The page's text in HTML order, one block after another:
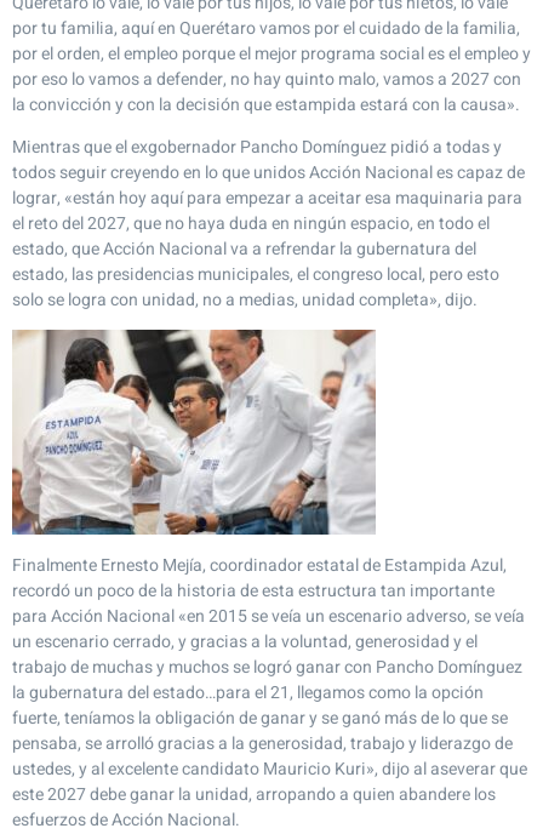
por tu familia, aquí en Querétaro vamos por el cuidado de la familia,
por el orden, el empleo porque el mejor programa social es el empleo y
por eso lo vamos a defender, no hay quinto malo, vamos a 2027 con
la convicción y con la decisión que estampida estará con la causa».
Mientras que el exgobernador Pancho Domínguez pidió a todas y
todos seguir creyendo en lo que unidos Acción Nacional es capaz de
lograr, «están hoy aquí para empezar a aceitar esa maquinaria para
el reto del 2027, que no haya duda en ningún espacio, en todo el
estado, que Acción Nacional va a refrendar la gubernatura del
estado, las presidencias municipales, el congreso local, pero esto
solo se logra con unidad, no a medias, unidad completa», dijo.
Finalmente Ernesto Mejía, coordinador estatal de Estampida Azul,
recordó un poco de la historia de esta estructura tan importante
para Acción Nacional «en 2015 se veía un escenario adverso, se veía
un escenario cerrado, y gracias a la voluntad, generosidad y el
trabajo de muchas y muchos se logró ganar con Pancho Domínguez
la gubernatura del estado…para el 21, llegamos como la opción
fuerte, teníamos la obligación de ganar y se ganó más de lo que se
pensaba, se arrolló gracias a la generosidad, trabajo y liderazgo de
ustedes, y al excelente candidato Mauricio Kuri», dijo al aseverar que
este 2027 debe ganar la unidad, arropando a quien abandere los
esfuerzos de Acción Nacional.